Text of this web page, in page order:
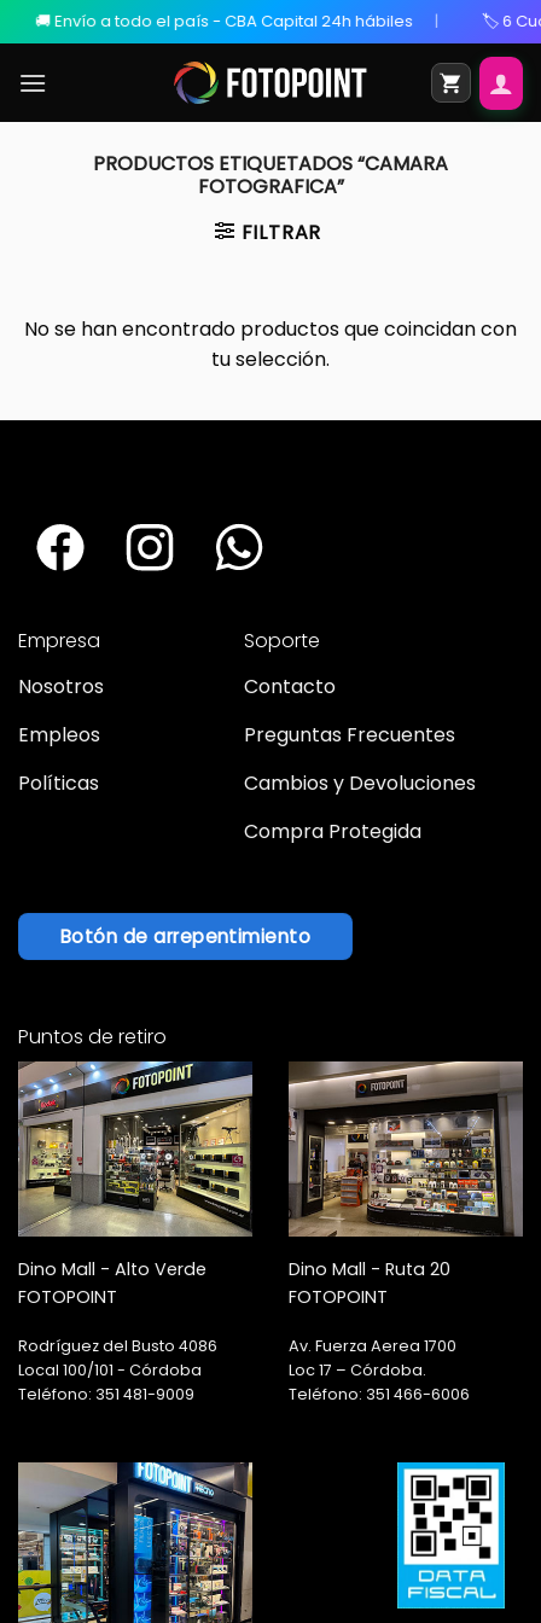
🚚 Envío a todo el país - CBA Capital 24h hábiles 🏷️ 6
PRODUCTOS ETIQUETADOS “CAMARA
FOTOGRAFICA”
FILTRAR
No se han encontrado productos que coincidan con
tu selección.
Empresa
Nosotros
Empleos
Políticas
Soporte
Contacto
Preguntas Frecuentes
Cambios y Devoluciones
Compra Protegida
Botón de arrepentimiento
Puntos de retiro
Dino Mall - Alto Verde
FOTOPOINT
Rodríguez del Busto 4086
Local 100/101 - Córdoba
Teléfono: 351 481-9009
Dino Mall - Ruta 20
FOTOPOINT
Av. Fuerza Aerea 1700
Loc 17 – Córdoba.
Teléfono: 351 466-6006